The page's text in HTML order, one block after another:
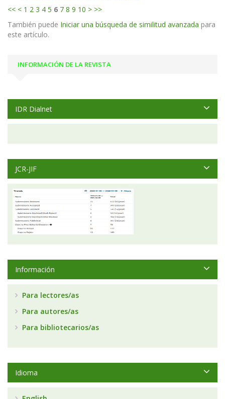
<< < 1 2 3 4 5 6 7 8 9 10 > >>
También puede Iniciar una búsqueda de similitud avanzada para
este artículo.
INFORMACIÓN DE LA REVISTA
IDR Dialnet
JCR-JIF
Información
Para lectores/as
Para autores/as
Para bibliotecarios/as
Idioma